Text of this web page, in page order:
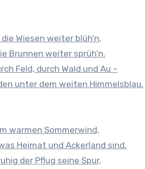
Wiesen weiter blüh’n,
Brunnen weiter sprüh’n.
Feld, durch Wald und Au –
unter dem weiten Himmelsblau.
warmen Sommerwind,
Heimat und Ackerland sind.
der Pflug seine Spur,